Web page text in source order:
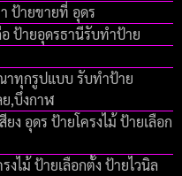
ป้ายขายที่ อุดร
ป้ายอุดรธานีรับทำป้าย
าทุกรูปแบบ รับทำป้าย
ย,บึงกาฬ
ง อุดร ป้ายโครงไม้ ป้ายเลือก
งไม้ ป้ายเลือกตั้ง ป้ายไวนิล